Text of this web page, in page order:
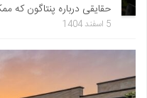
حقایقی درباره پنتاگون
5 اسفند 1404